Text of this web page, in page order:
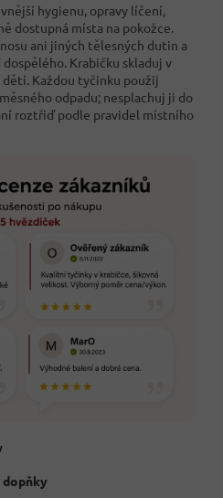
hygienu, opravy líčení,
dostupná místa na pokožce.
ani jiných tělesných dutin a
Krabičku skladuj v
dětí. Každou tyčinku použij
odpadu; nesplachuj ji do
roztřiď podle pravidel místního
dopňky